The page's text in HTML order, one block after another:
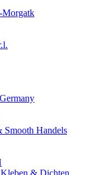
Morgatk
Smooth Handels
& Dichten